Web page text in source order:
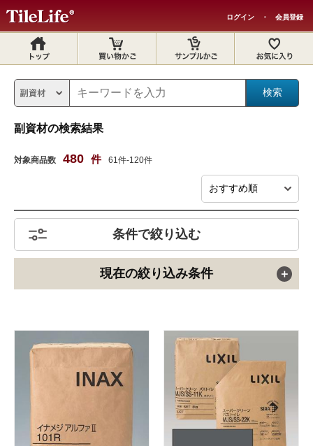
ログイン ・ 会員登録
副資材の検索結果
対象商品数 480 件 61件-120件
条件で絞り込む
現在の絞り込み条件